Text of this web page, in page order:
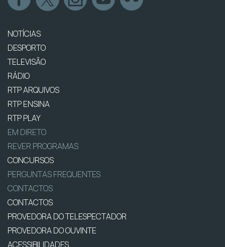
NOTÍCIAS
DESPORTO
TELEVISÃO
RÁDIO
RTP ARQUIVOS
RTP ENSINA
RTP PLAY
EM DIRETO
REVER PROGRAMAS
CONCURSOS
PERGUNTAS FREQUENTES
CONTACTOS
CONTACTOS
PROVEDORA DO TELESPECTADOR
PROVEDORA DO OUVINTE
ACESSIBILIDADES